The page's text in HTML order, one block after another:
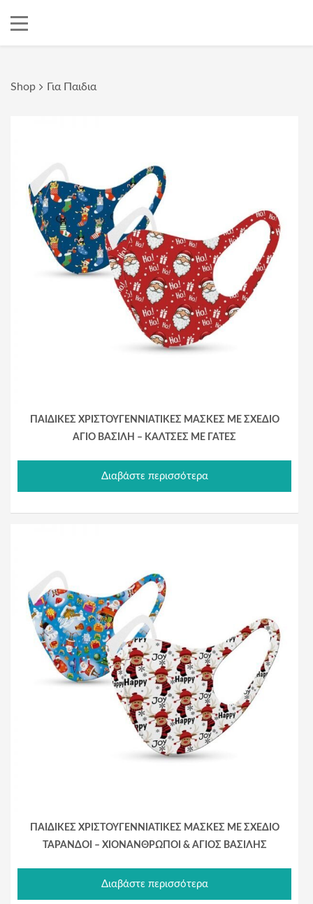
Shop Για Παιδια
ΠΑΙΔΙΚΕΣ ΧΡΙΣΤΟΥΓΕΝΝΙΑΤΙΚΕΣ ΜΑΣΚΕΣ ΜΕ ΣΧΕΔΙΟ
ΑΓΙΟ ΒΑΣΙΛΗ – ΚΑΛΤΣΕΣ ΜΕ ΓΑΤΕΣ
Διαβάστε περισσότερα
ΠΑΙΔΙΚΕΣ ΧΡΙΣΤΟΥΓΕΝΝΙΑΤΙΚΕΣ ΜΑΣΚΕΣ ΜΕ ΣΧΕΔΙΟ
ΤΑΡΑΝΔΟΙ – ΧΙΟΝΑΝΘΡΩΠΟΙ & ΑΓΙΟΣ ΒΑΣΙΛΗΣ
Διαβάστε περισσότερα